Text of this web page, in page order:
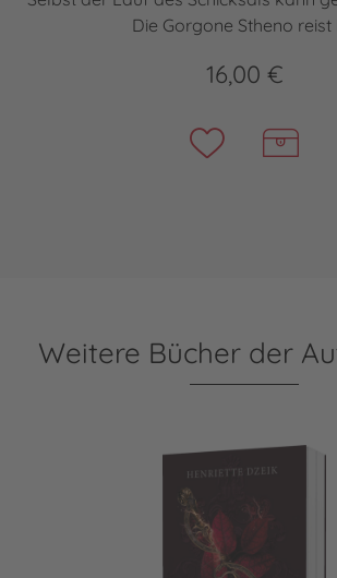
Die Gorgone Stheno reist
16,00 €
Weitere Bücher der